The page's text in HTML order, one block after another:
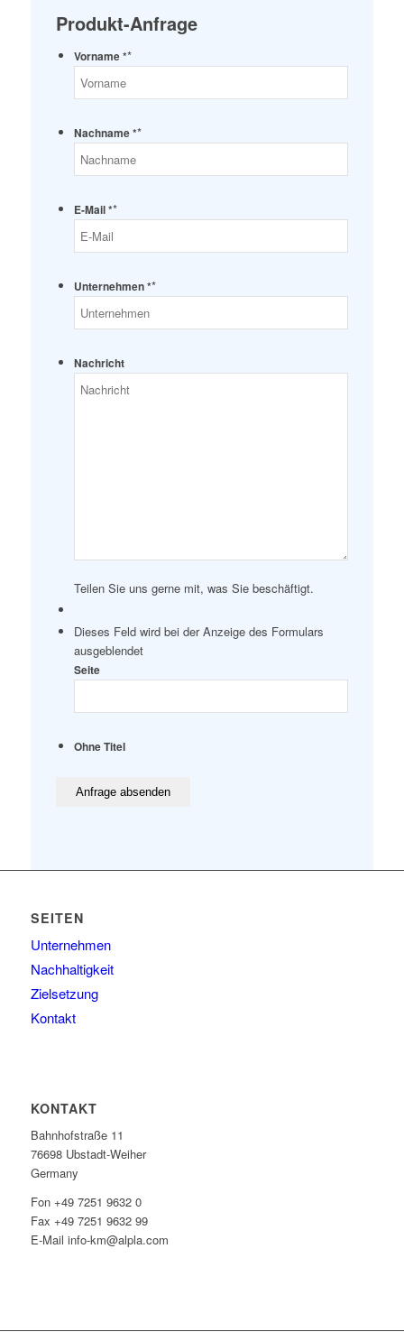
Produkt-Anfrage
Vorname **
Nachname **
E-Mail **
Unternehmen **
Nachricht
Teilen Sie uns gerne mit, was Sie beschäftigt.
Dieses Feld wird bei der Anzeige des Formulars
ausgeblendet
Seite
Ohne Titel
SEITEN
Unternehmen
Nachhaltigkeit
Zielsetzung
Kontakt
KONTAKT
Bahnhofstraße 11
76698 Ubstadt-Weiher
Germany
Fon +49 7251 9632 0
Fax +49 7251 9632 99
E-Mail info-km@alpla.com